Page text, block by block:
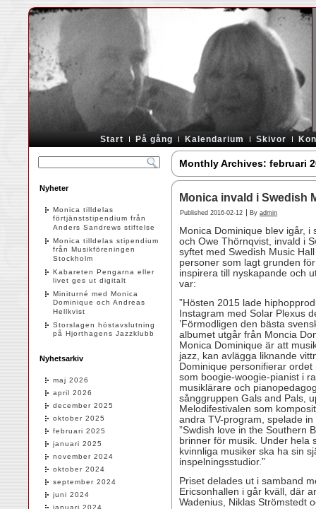
Start På gång Kalendarium Skivor
Nyheter
Monica tilldelas
förtjänststipendium från
Anders Sandrews stiftelse
Monica tilldelas stipendium
från Musikföreningen
Stockholm
Kabareten Pengarna eller
livet ges ut digitalt
Miniturné med Monica
Dominique och Andreas
Hellkvist
Storslagen höstavslutning
på Hjorthagens Jazzklubb
Nyhetsarkiv
maj 2026
april 2026
december 2025
oktober 2025
februari 2025
januari 2025
november 2024
oktober 2024
september 2024
juni 2024
januari 2024
Monthly Archives: februari
Monica invald i Swedish
Published 2016-02-12 | By admin
Monica Dominique blev igår,
och Owe Thörnqvist, invald i
syftet med Swedish Music
personer som lagt grunden
inspirera till nyskapande och
var:
”Hösten 2015 lade
Instagram med Solar Plexus
’Förmodligen den bästa
albumet utgår från Moncia
Monica Dominique är att
jazz, kan avlägga liknande
Dominique personifierar
som boogie-woogie-pianist i
musiklärare och
sånggruppen Gals and Pals,
Melodifestivalen som
andra TV-program, spelade
”Swdish love in the Southern
brinner för musik. Under hela
kvinnliga musiker ska ha sin
inspelningsstudior.”
Priset delades ut i samband
Ericsonhallen i går kväll, där
Wadenius, Niklas Strömstedt